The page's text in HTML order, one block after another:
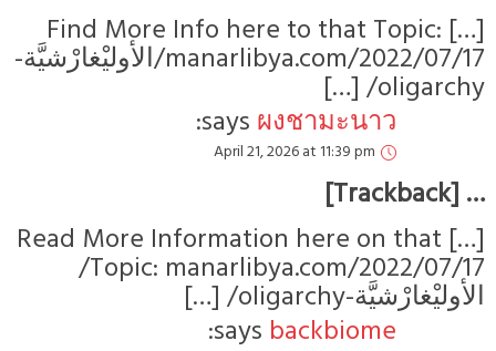
[…] Find
manarlibya.com/2022/07/17/الأوليْغارْشيَّة-
[…] Read
Topic: manarlibya.com/2022/07/17/